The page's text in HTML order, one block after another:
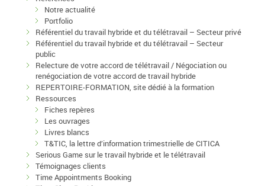
Notre actualité
Portfolio
Référentiel du travail hybride et du télétravail – Secteur privé
Référentiel du travail hybride et du télétravail – Secteur
public
Relecture de votre accord de télétravail / Négociation ou
renégociation de votre accord de travail hybride
REPERTOIRE-FORMATION, site dédié à la formation
Ressources
Fiches repères
Les ouvrages
Livres blancs
T&TIC, la lettre d’information trimestrielle de CITICA
Serious Game sur le travail hybride et le télétravail
Témoignages clients
Time Appointments Booking